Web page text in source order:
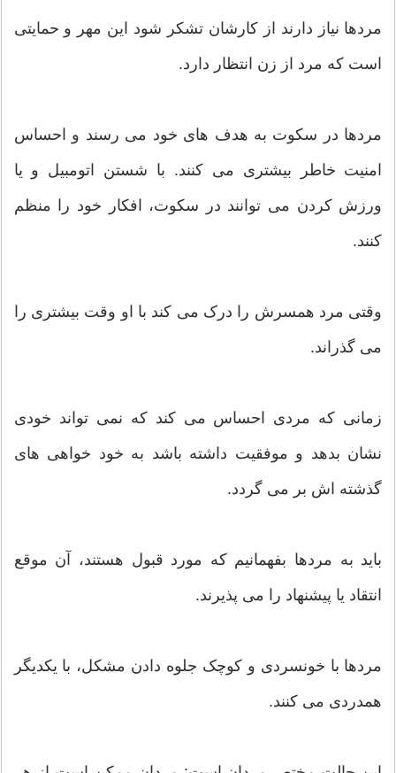
مردها نیاز دارند از کارشان تشکر شود این مهر و حمایتی
است که مرد از زن انتظار دارد.
مردها در سکوت به هدف های خود می رسند و احساس
امنیت خاطر بیشتری می کنند. با شستن اتومبیل و یا
ورزش کردن می توانند در سکوت، افکار خود را منظم
کنند.
وقتی مرد همسرش را درک می کند با او وقت بیشتری را
می گذراند.
زمانی که مردی احساس می کند که نمی تواند خودی
نشان بدهد و موفقیت داشته باشد به خود خواهی های
گذشته اش بر می گردد.
باید به مردها بفهمانیم که مورد قبول هستند، آن موقع
انتقاد یا پیشنهاد را می پذیرند.
مردها با خونسردی و کوچک جلوه دادن مشکل، با یکدیگر
همدردی می کنند.